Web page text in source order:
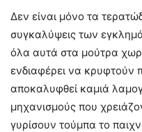
Δεν είναι μόνο τα
συγκαλύψεις των
όλα αυτά στα μούτρα
ενδιαφέρει να κρυφτούν
αποκαλυφθεί καμιά
μηχανισμούς που
γυρίσουν τούμπα το